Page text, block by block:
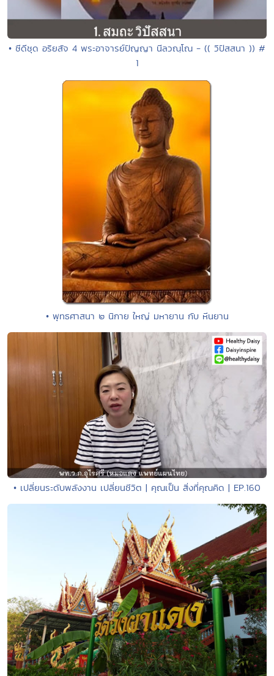
• ซีดีชุด อริยสัจ 4 พระอาจารย์ปัญญา นีลวณฺโณ - (( วิปัสสนา )) #
1
• พุทธศาสนา ๒ นิกาย ใหญ่ มหายาน กับ หีนยาน
• เปลี่ยนระดับพลังงาน เปลี่ยนชีวิต | คุณเป็น สิ่งที่คุณคิด | EP.160